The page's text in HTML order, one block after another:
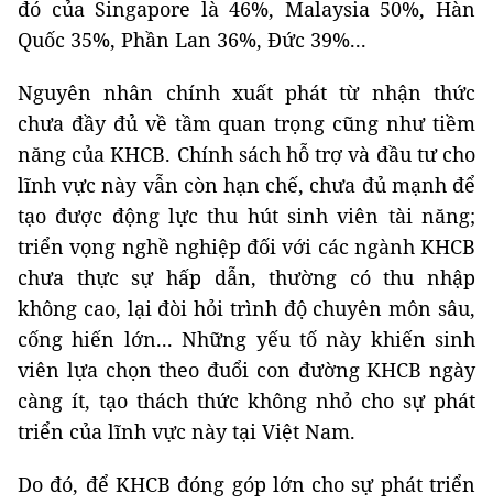
đó của Singapore là 46%, Malaysia 50%, Hàn
Quốc 35%, Phần Lan 36%, Đức 39%...
Nguyên nhân chính xuất phát từ nhận thức
chưa đầy đủ về tầm quan trọng cũng như tiềm
năng của KHCB. Chính sách hỗ trợ và đầu tư cho
lĩnh vực này vẫn còn hạn chế, chưa đủ mạnh để
tạo được động lực thu hút sinh viên tài năng;
triển vọng nghề nghiệp đối với các ngành KHCB
chưa thực sự hấp dẫn, thường có thu nhập
không cao, lại đòi hỏi trình độ chuyên môn sâu,
cống hiến lớn... Những yếu tố này khiến sinh
viên lựa chọn theo đuổi con đường KHCB ngày
càng ít, tạo thách thức không nhỏ cho sự phát
triển của lĩnh vực này tại Việt Nam.
Do đó, để KHCB đóng góp lớn cho sự phát triển